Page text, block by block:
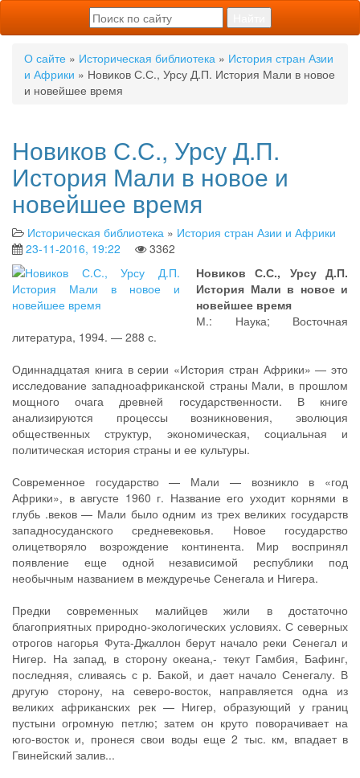
О сайте » Историческая библиотека » История стран Азии
и Африки » Новиков С.С., Урсу Д.П. История Мали в новое
и новейшее время
Новиков С.С., Урсу Д.П.
История Мали в новое и
новейшее время
Историческая библиотека » История стран Азии и Африки
23-11-2016, 19:22
3362
Новиков С.С., Урсу Д.П.
История Мали в новое и
новейшее время
М.: Наука; Восточная
литература, 1994. — 288 с.
Одиннадцатая книга в серии «История стран Африки» — это
исследование западноафриканской страны Мали, в прошлом
мощного очага древней государственности. В книге
анализируются процессы возникновения, эволюция
общественных структур, экономическая, социальная и
политическая история страны и ее культуры.
Современное государство — Мали — возникло в «год
Африки», в августе 1960 г. Название его уходит корнями в
глубь .веков — Мали было одним из трех великих государств
западносуданского средневековья. Новое государство
олицетворяло возрождение континента. Мир воспринял
появление еще одной независимой республики под
необычным названием в междуречье Сенегала и Нигера.
Предки современных малийцев жили в достаточно
благоприятных природно-экологических условиях. С северных
отрогов нагорья Фута-Джаллон берут начало реки Сенегал и
Нигер. На запад, в сторону океана,- текут Гамбия, Бафинг,
последняя, сливаясь с р. Бакой, и дает начало Сенегалу. В
другую сторону, на северо-восток, направляется одна из
великих африканских рек — Нигер, образующий у границ
пустыни огромную петлю; затем он круто поворачивает на
юго-восток и, пронеся свои воды еще 2 тыс. км, впадает в
Гвинейский залив...